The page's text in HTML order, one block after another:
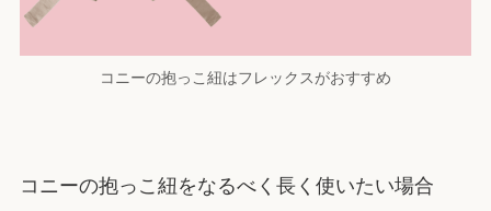
コニーの抱っこ紐はフレックスがおすすめ
コニーの抱っこ紐をなるべく長く使いたい場合